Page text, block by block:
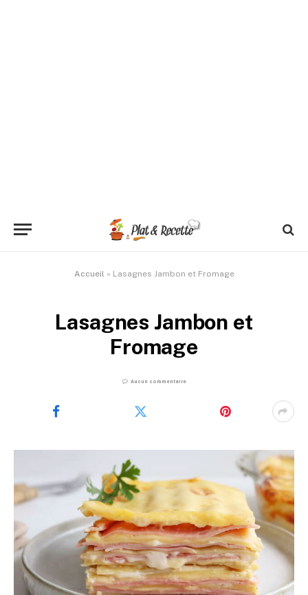
Accueil » Lasagnes Jambon et Fromage
Lasagnes Jambon et
Fromage
Aucun commentaire